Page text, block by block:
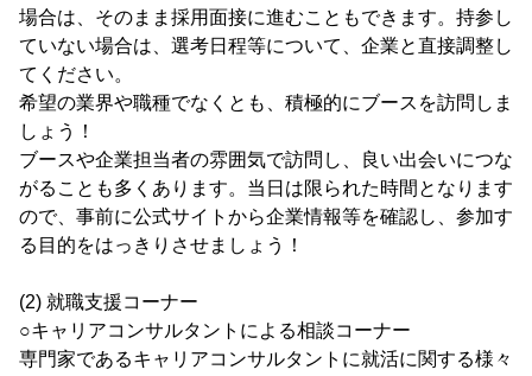
場合は、そのまま採用面接に進むこともできます。持参し
ていない場合は、選考日程等について、企業と直接調整し
てください。
希望の業界や職種でなくとも、積極的にブースを訪問しま
しょう！
ブースや企業担当者の雰囲気で訪問し、良い出会いにつな
がることも多くあります。当日は限られた時間となります
ので、事前に公式サイトから企業情報等を確認し、参加す
る目的をはっきりさせましょう！
(2) 就職支援コーナー
○キャリアコンサルタントによる相談コーナー
専門家であるキャリアコンサルタントに就活に関する様々